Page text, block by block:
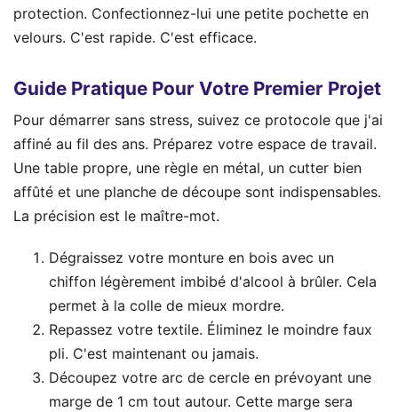
protection. Confectionnez-lui une petite pochette en
velours. C'est rapide. C'est efficace.
Guide Pratique Pour Votre Premier Projet
Pour démarrer sans stress, suivez ce protocole que j'ai
affiné au fil des ans. Préparez votre espace de travail.
Une table propre, une règle en métal, un cutter bien
affûté et une planche de découpe sont indispensables.
La précision est le maître-mot.
Dégraissez votre monture en bois avec un
chiffon légèrement imbibé d'alcool à brûler. Cela
permet à la colle de mieux mordre.
Repassez votre textile. Éliminez le moindre faux
pli. C'est maintenant ou jamais.
Découpez votre arc de cercle en prévoyant une
marge de 1 cm tout autour. Cette marge sera